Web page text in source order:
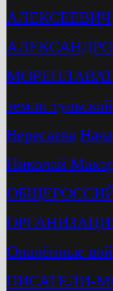
АЛЕКСЕЕВИЧ
земли тульской
Вересаева
Николай
Опалённые
ПИСАТЕЛИ-